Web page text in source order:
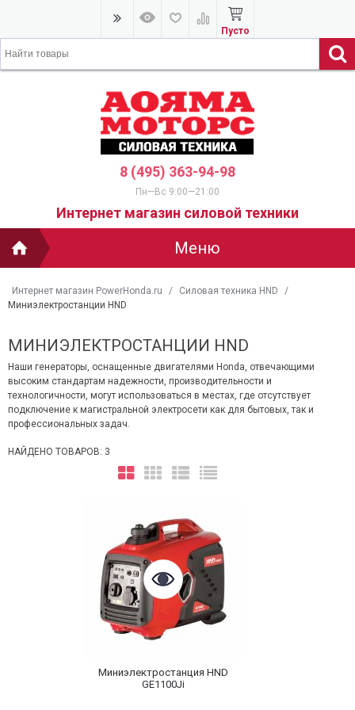
Пусто
8 (495) 363-94-98
Пн—Вс 9:00—21:00
Интернет магазин силовой техники
Меню
Интернет магазин PowerHonda.ru / Силовая техника HND
/
Миниэлектростанции HND
МИНИЭЛЕКТРОСТАНЦИИ HND
Наши генераторы, оснащенные двигателями Honda, отвечающими
высоким стандартам надежности, производительности и
технологичности, могут использоваться в местах, где отсутствует
подключение к магистральной электросети как для бытовых, так и
профессиональных задач.
НАЙДЕНО ТОВАРОВ: 3
Миниэлектростанция HND
GE1100Ji